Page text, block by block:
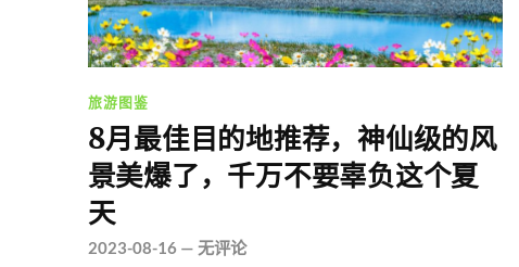
旅游图鉴
8月最佳目的地推荐，神仙级的风
景美爆了，千万不要辜负这个夏
天
2023-08-16— 无评论